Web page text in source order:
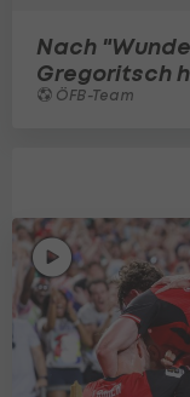
Nach
Gregoritsch
ÖFB-Team